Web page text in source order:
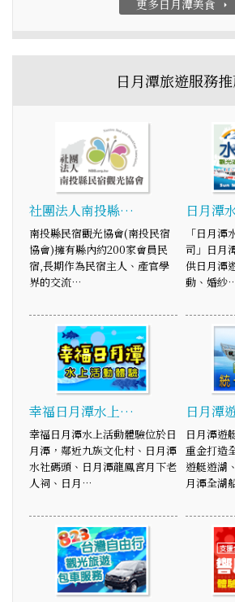
更多日月潭美食 arrow_right
日月潭旅遊服務
社團法人南投縣…
南投縣民宿觀光協會(南投民宿
協會)擁有縣內約200家會員民
宿,長期作為民宿主人、產官學
界的交流…
日月潭
「日月
司」日月
供日月潭
動、婚紗
幸福日月潭水上…
幸福日月潭水上活動體驗位於日
月潭，鄰近九族文化村、日月潭
水社碼頭、日月潭龍鳳宮月下老
人祠、日月…
日月潭
日月潭遊
重金打造
遊艇遊湖
月潭全湖